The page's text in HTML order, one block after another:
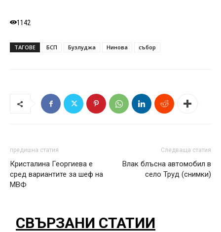
1142
ТАГОВЕ БСП Бузлуджа Нинова събор
предишна статия
Кристалина Георгиева е
сред вариантите за шеф на
МВФ
Следваща статия
Влак блъсна автомобил в
село Труд (снимки)
СВЪРЗАНИ СТАТИИ